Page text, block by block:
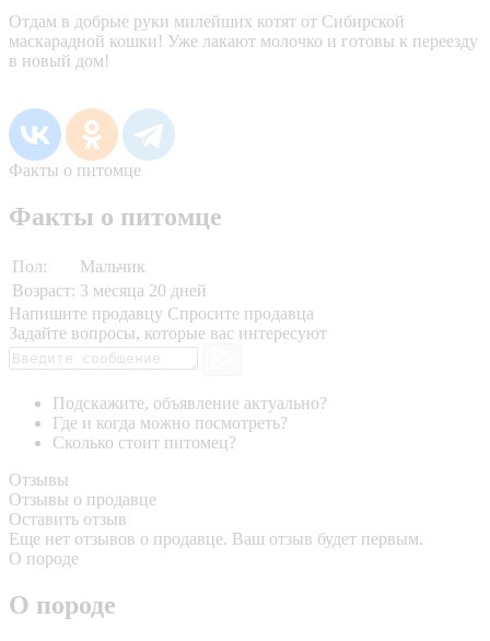
Отдам в добрые руки милейших котят от Сибирской
маскарадной кошки! Уже лакают молочко и готовы к переезду
в новый дом!
Факты о питомце
Факты о питомце
Пол:
Мальчик
Возраст: 3 месяца 20 дней
Напишите продавцу Спросите продавца
Задайте вопросы, которые вас интересуют
Подскажите, объявление актуально?
Где и когда можно посмотреть?
Сколько стоит питомец?
Отзывы
Отзывы о продавце
Оставить отзыв
Еще нет отзывов о продавце. Ваш отзыв будет первым.
О породе
О породе